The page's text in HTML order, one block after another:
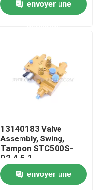
envoyer une
13140183 Valve
Assembly, Swing,
Tampon STC500S-
D2.4.5.1
envoyer une